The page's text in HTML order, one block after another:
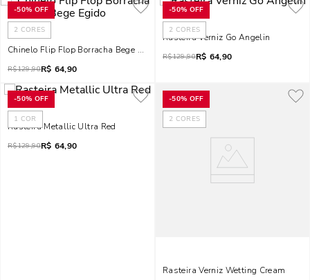
-50% OFF
2 CORES
Chinelo Flip Flop Borracha Bege Egido
R$129,90R$ 64,90
-50% OFF
2 CORES
Rasteira Verniz Go Angelin
R$129,90R$ 64,90
-50% OFF
1 COR
Rasteira Metallic Ultra Red
R$129,90R$ 64,90
-50% OFF
2 CORES
Rasteira Verniz Wetting Cream